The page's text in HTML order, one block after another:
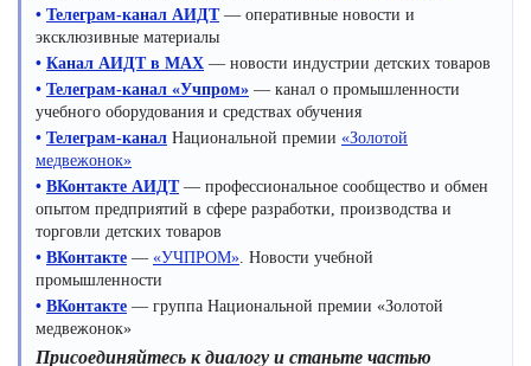
• Телеграм-канал АИДТ— оперативные новости и
эксклюзивные материалы
• Канал АИДТ в MAX — новости индустрии детских товаров
• Телеграм-канал «Учпром» — канал о промышленности
учебного оборудования и средствах обучения
• Телеграм-канал Национальной премии «Золотой
медвежонок»
• ВКонтакте АИДТ— профессиональное сообщество и обмен
опытом предприятий в сфере разработки, производства и
торговли детских товаров
• ВКонтакте — «УЧПРОМ». Новости учебной
промышленности
• ВКонтакте — группа Национальной премии «Золотой
медвежонок»
Присоединяйтесь к диалогу и станьте частью